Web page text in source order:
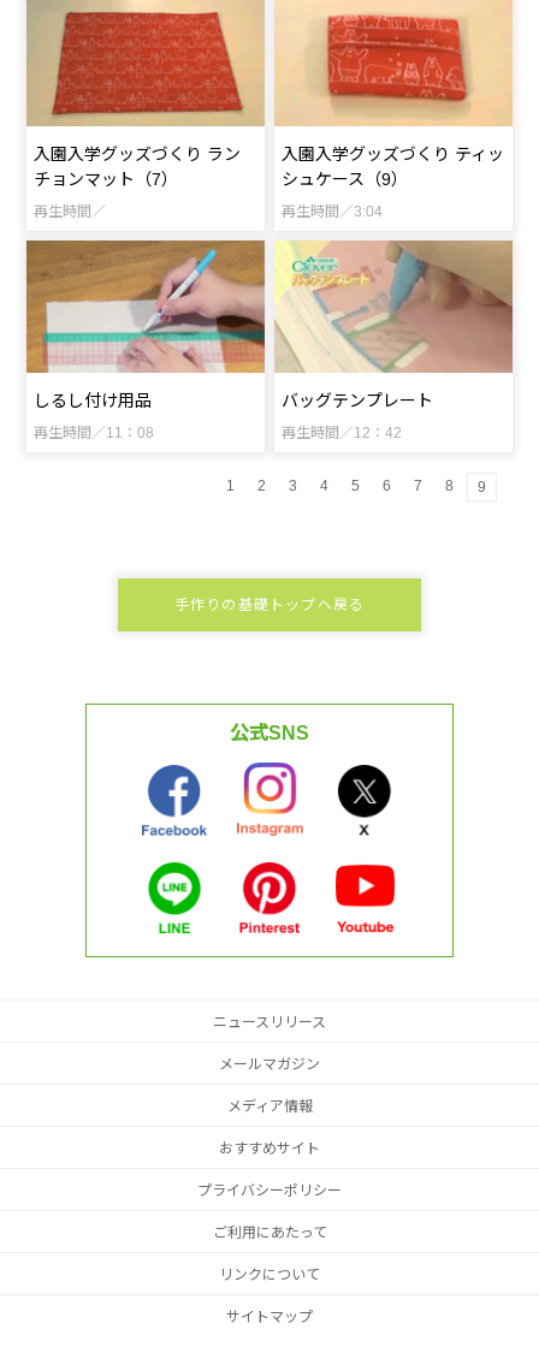
入園入学グッズづくり ラン
チョンマット（7）
再生時間／
入園入学グッズづくり ティッ
シュケース（9）
再生時間／3:04
しるし付け用品
再生時間／11：08
バッグテンプレート
再生時間／12：42
1 2 3 4 5 6 7 8 9
手作りの基礎トップへ戻る
公式SNS
ニュースリリース
メールマガジン
メディア情報
おすすめサイト
プライバシーポリシー
ご利用にあたって
リンクについて
サイトマップ